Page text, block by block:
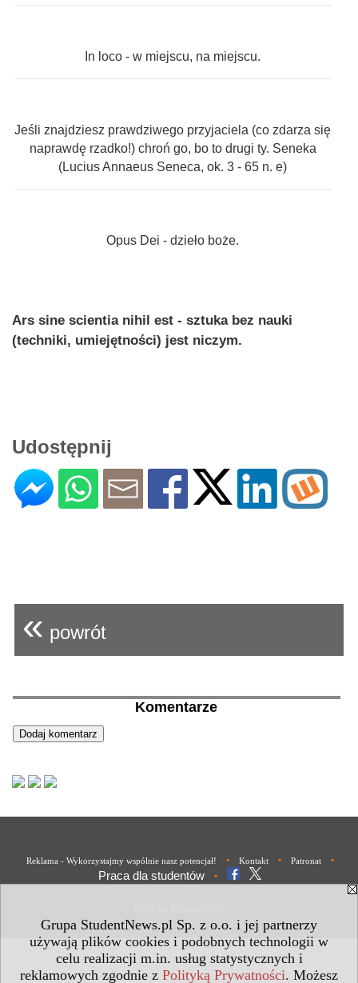
Grupa StudentNews.pl Sp. z o.o. i jej partnerzy
używają plików cookies i podobnych technologii w
celu realizacji m.in. usług statystycznych i
reklamowych zgodnie z Polityką Prywatności. Możesz
In loco - w miejscu, na miejscu.
Jeśli znajdziesz prawdziwego przyjaciela (co zdarza się
naprawdę rzadko!) chroń go, bo to drugi ty. Seneka
(Lucius Annaeus Seneca, ok. 3 - 65 n. e)
Opus Dei - dzieło boże.
Ars sine scientia nihil est - sztuka bez nauki
(techniki, umiejętności) jest niczym.
Udostępnij
« powrót
Komentarze
Reklama - Wykorzystajmy wspólnie nasz potencjał! • Kontakt • Patronat •
Praca dla studentów •